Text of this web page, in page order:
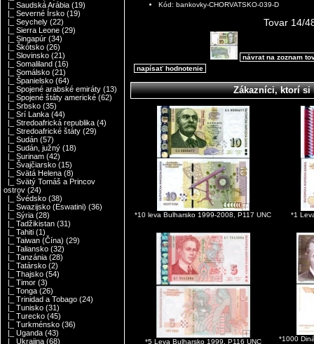
|_ Saudská Arábia (19)
|_ Severné Írsko (19)
|_ Seychely (22)
|_ Sierra Leone (29)
|_ Singapúr (34)
|_ Škótsko (26)
|_ Slovinsko (21)
|_ Somaliland (16)
|_ Somálsko (21)
|_ Španielsko (64)
|_ Spojené arabské emiráty (13)
|_ Spojené štáty americké (62)
|_ Srbsko (35)
|_ Srí Lanka (44)
|_ Stredoafrická republika (4)
|_ Stredoafrické štáty (29)
|_ Sudán (57)
|_ Sudán, južný (18)
|_ Surinam (42)
|_ Švajčiarsko (15)
|_ Svätá Helena (8)
|_ Svätý Tomáš a Princov
ostrov (24)
|_ Švédsko (38)
|_ Swazijsko (Eswatini) (36)
|_ Sýria (28)
|_ Tadžikistan (31)
|_ Tahiti (1)
|_ Taiwan (Čína) (29)
|_ Taliansko (32)
|_ Tanzánia (28)
|_ Tatársko (2)
|_ Thajsko (54)
|_ Timor (3)
|_ Tonga (26)
|_ Trinidad a Tobago (24)
|_ Tunisko (31)
|_ Turecko (45)
|_ Turkménsko (36)
|_ Uganda (43)
|_ Ukrajina (68)
Kód: bankovky-CHORVATSKO-039-D
Tovar 14/
návrat na zoznam
napísať hodnotenie
Zákazníci, ktorí si
*10 leva Bulharsko 1999-2008, P117 UNC *1
*5 Leva Bulharsko 1999, P116 UNC *1000